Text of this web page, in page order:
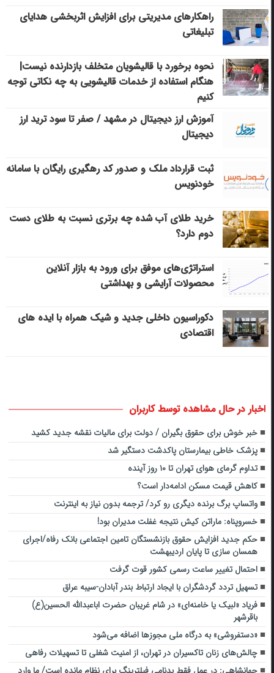
راهکارهای مدیریتی برای افزایش اثربخشی هدایای
تبلیغاتی
نحوه برخورد با قالیشویان متخلف بازدارنده نیست|
هنگام استفاده از خدمات قالیشویی به چه نکاتی توجه
کنیم
آموزش ارز دیجیتال در مشهد / صفر تا سود ترید ارز
دیجیتال
ثبت قرارداد ملک و صدور کد رهگیری رایگان با سامانه
خودنویس
خرید طلای آب شده چه برتری نسبت به طلای دست
دوم دارد؟
استراتژی‌های موفق برای ورود به بازار آنلاین
محصولات آرایشی و بهداشتی
دکوراسیون داخلی جدید و شیک همراه با ایده های
اقتصادی
اخبار در حال مشاهده توسط کاربران
خبر خوش برای حقوق بگیران / دولت برای مالیات نقشه جدید کشید
پزشک خاطی بیمارستان پاکدشت دستگیر شد
تداوم گرمای هوای تهران تا ۱۰ روز آینده
کاهش قیمت مسکن ادامه‌دار است؟
واتساپ برگ برنده دیگری رو کرد/ ترجمه بدون نیاز به اینترنت
خسروپناه: ماراتن کیش نتیجه غفلت مدیران بود!
حکم جدید افزایش حقوق بازنشستگان تامین اجتماعی بانک رفاه/اجرای
همسان سازی تا پایان اردیبهشت
احتمال تغییر ساعت رسمی کشور قوت گرفت
تسهیل تردد گردشگران با ایجاد ارتباط بندر آبادان-سیبه عراق
فریاد «لبیک یا خامنه‌ای» در شام غریبان حضرت اباعبدالله الحسین(ع)
باقرشهر
«دستفروشی» به درگاه ملی مجوزها اضافه می‌شود
چالش‌های زنان تاکسیران در تهران، از امنیت شغلی تا تسهیلات رفاهی